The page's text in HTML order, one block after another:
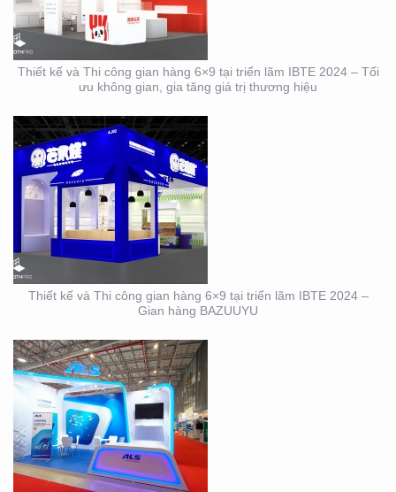
Thiết kế và Thi công gian hàng 6×9 tại triển lãm IBTE 2024 – Tối
ưu không gian, gia tăng giá trị thương hiệu
TRIỂN LÃM IBTE 2024 –
GIAN HÀNG BAZUUYU
Thiết kế và Thi công gian hàng 6×9 tại triển lãm IBTE 2024 –
Gian hàng BAZUUYU
DỊCH VỤ THIẾT KẾ VÀ
THI CÔNG GIAN HÀNG
TRIỂN LÃM NGÀNH
LOGISTICS CÔNG TY
ALS
THIẾT KẾ THI CÔNG
GIAN HÀNG TRIỂN LÃM
VIFA EXPO 2023 UY TÍN
– CHẤT LƯỢNG